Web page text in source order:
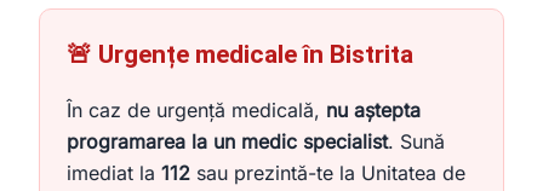
🚨 Urgențe medicale în Bistrita
În caz de urgență medicală, nu aștepta
programarea la un medic specialist. Sună
imediat la 112 sau prezintă-te la Unitatea de